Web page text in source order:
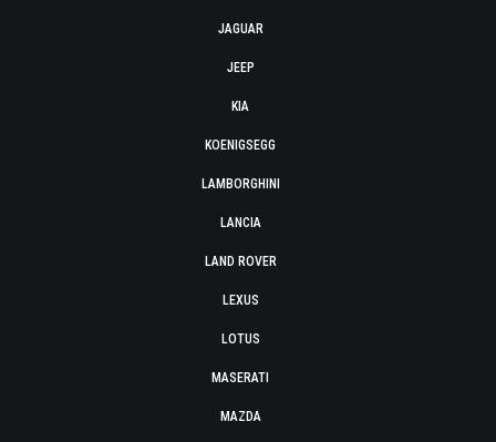
JAGUAR
JEEP
KIA
KOENIGSEGG
LAMBORGHINI
LANCIA
LAND ROVER
LEXUS
LOTUS
MASERATI
MAZDA